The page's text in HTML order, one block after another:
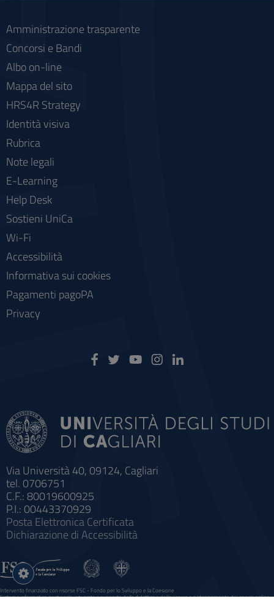
Via Università 40, 09124, Cagliari
tel. 0706751
C.F.: 80019600925
P.I.: 00443370929
Posta Elettronica Certificata
Dichiarazione di Accessibilità
Amministrazione trasparente
Concorsi e Bandi
Albo on-line
Mappa del sito
HRS4R Strategy
Identità visiva
Rubrica
Note legali
E-Learning
Help Desk
Sostieni UniCa
Wi-Fi
Accessibilità
Informativa sui cookies
Pagamenti pagoPA
Privacy
Intervento finanziato con risorse FSC - Fondo per lo Sviluppo e la Coesione
Sistema informatico gestionale integrato a supporto della didattica e della ricerca e potenziamento dei servizi online
Impostazioni
cookie